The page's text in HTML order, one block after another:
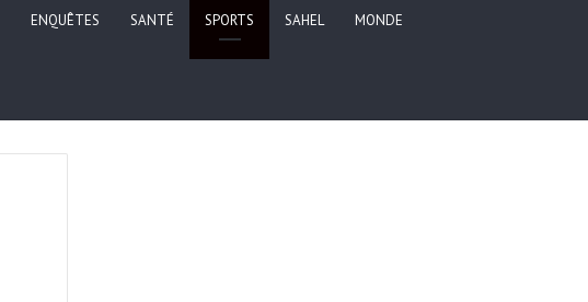
ENQUÊTES SANTÉ SPORTS SAHEL MONDE